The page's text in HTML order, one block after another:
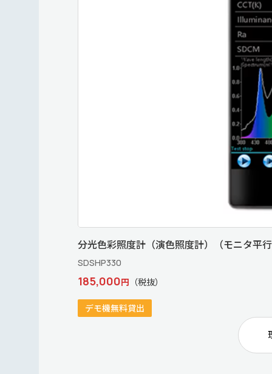
分光色彩照度計（演色照度計）（モニタ平
SDSHP330
185,000円 （税抜）
デモ機無料貸出